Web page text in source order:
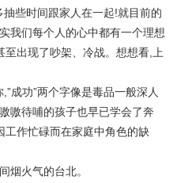
些时间跟家人在一起!就目前的
我们每个人的心中都有一个理想
出现了吵架、冷战。想想看,上
功”两个字像是毒品一般深人
嗷待哺的孩子也早已学会了奔
工作忙碌而在家庭中角色的缺
火气的台北。